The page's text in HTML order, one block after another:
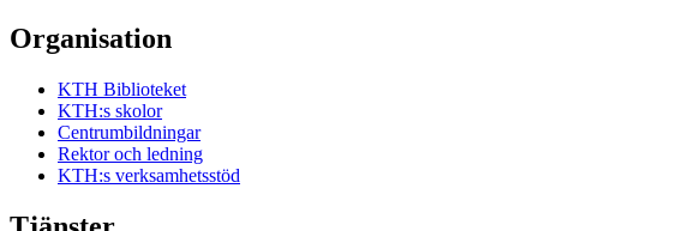
Organisation
KTH Biblioteket
KTH:s skolor
Centrumbildningar
Rektor och ledning
KTH:s verksamhetsstöd